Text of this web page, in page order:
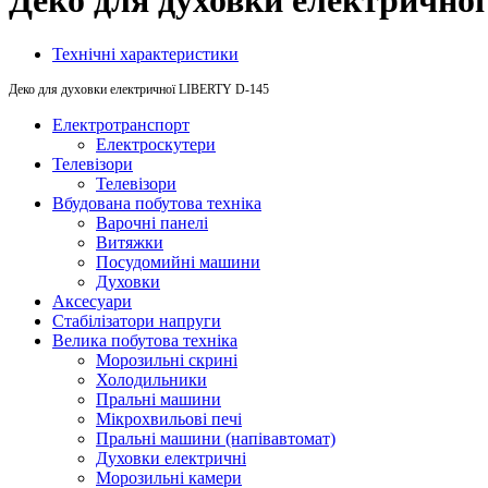
Технічні характеристики
Деко для духовки електричної LIBERTY D-145
Електротранспорт
Електроскутери
Телевізори
Телевізори
Вбудована побутова техніка
Варочні панелі
Витяжки
Посудомийні машини
Духовки
Аксесуари
Стабілізатори напруги
Велика побутова техніка
Морозильні скрині
Холодильники
Пральні машини
Мікрохвильові печі
Пральні машини (напівавтомат)
Духовки електричні
Морозильні камери